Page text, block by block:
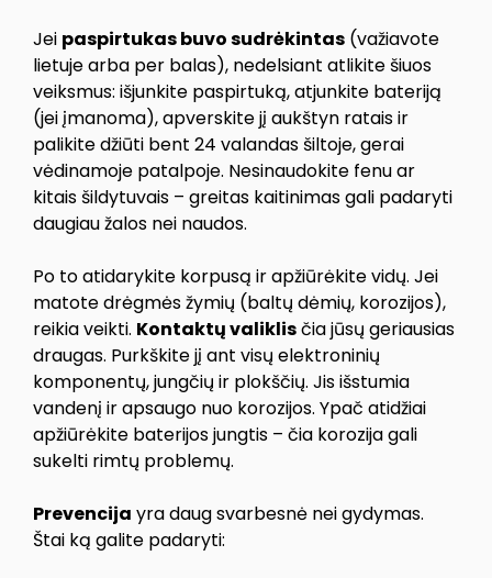
Jei paspirtukas buvo sudrėkintas (važiavote
lietuje arba per balas), nedelsiant atlikite šiuos
veiksmus: išjunkite paspirtuką, atjunkite bateriją
(jei įmanoma), apverskite jį aukštyn ratais ir
palikite džiūti bent 24 valandas šiltoje, gerai
vėdinamoje patalpoje. Nesinaudokite fenu ar
kitais šildytuvais – greitas kaitinimas gali padaryti
daugiau žalos nei naudos.
Po to atidarykite korpusą ir apžiūrėkite vidų. Jei
matote drėgmės žymių (baltų dėmių, korozijos),
reikia veikti. Kontaktų valiklisčia jūsų geriausias
draugas. Purkškite jį ant visų elektroninių
komponentų, jungčių ir plokščių. Jis išstumia
vandenį ir apsaugo nuo korozijos. Ypač atidžiai
apžiūrėkite baterijos jungtis – čia korozija gali
sukelti rimtų problemų.
Prevencija yra daug svarbesnė nei gydymas.
Štai ką galite padaryti: